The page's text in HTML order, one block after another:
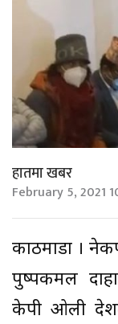
हातमा खबर
February 5, 2021
काठमाडौं ।
पुष्पकमल
केपी ओली